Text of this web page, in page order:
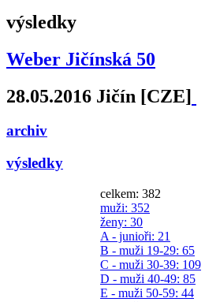
výsledky
Weber Jičínská 50
28.05.2016 Jičín [CZE]
archiv
výsledky
celkem: 382
muži: 352
ženy: 30
A - junioři: 21
B - muži 19-29: 65
C - muži 30-39: 109
D - muži 40-49: 85
E - muži 50-59: 44